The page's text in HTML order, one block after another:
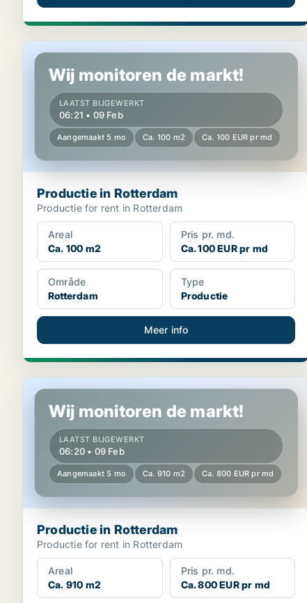
Productie in Rotterdam
Wij monitoren de markt!
LAATST BIJGEWERKT
06:21 • 09 Feb
Aangemaakt 5 mo Ca. 100 m2 Ca. 100 EUR pr md
Productie in Rotterdam
Productie for rent in Rotterdam
Areal
Ca. 100 m2
Pris pr. md.
Ca. 100 EUR pr md
Område
Rotterdam
Type
Productie
Meer info
Productie in Rotterdam
Wij monitoren de markt!
LAATST BIJGEWERKT
06:20 • 09 Feb
Aangemaakt 5 mo Ca. 910 m2 Ca. 800 EUR pr md
Productie in Rotterdam
Productie for rent in Rotterdam
Areal
Ca. 910 m2
Pris pr. md.
Ca. 800 EUR pr md